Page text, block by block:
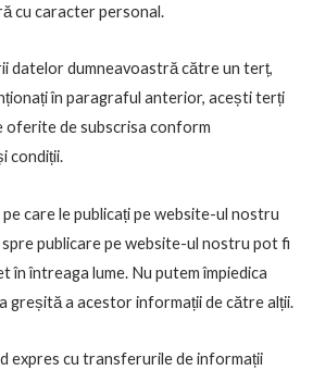
cu caracter personal.
datelor dumneavoastră către un terț,
în paragraful anterior, acești terți
oferite de subscrisa conform
condiții.
care le publicați pe website-ul nostru
publicare pe website-ul nostru pot fi
în întreaga lume. Nu putem împiedica
greșită a acestor informații de către alții.
expres cu transferurile de informații